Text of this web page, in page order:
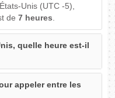
Unis (UTC -5),
de7 heures.
quelle heure est-il
appeler entre les